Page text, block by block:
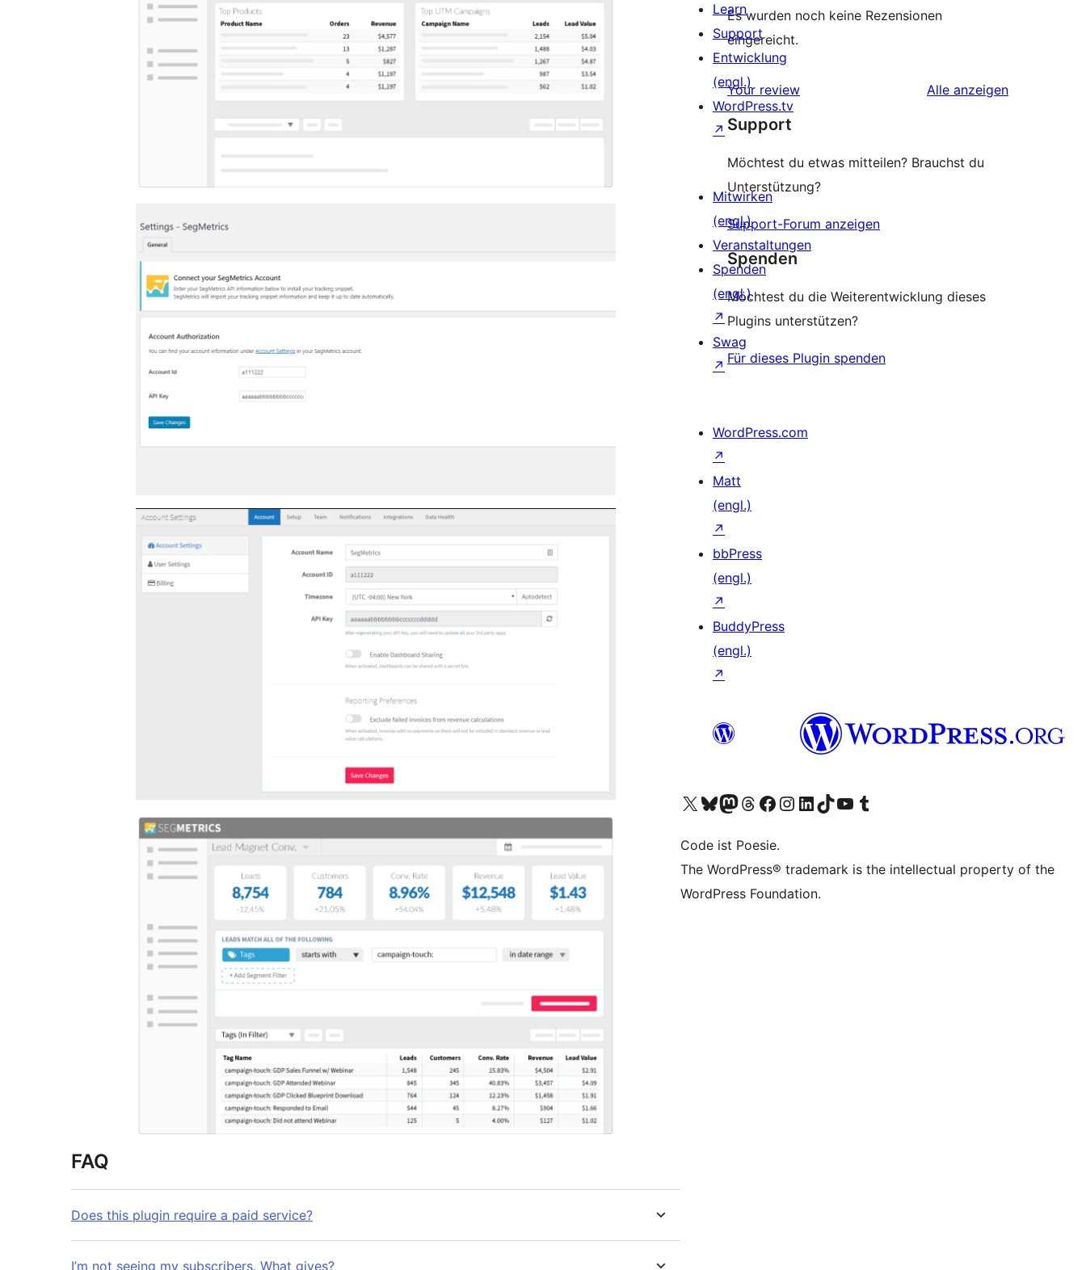
FAQ
Does this plugin require a paid service?
I’m not seeing my subscribers. What gives?
Es wurden noch keine Rezensionen
eingereicht.
Your review Alle Rezensionen
anzeigen
Support
Möchtest du etwas mitteilen? Brauchst du
Unterstützung?
Support-Forum anzeigen
Spenden
Möchtest du die Weiterentwicklung dieses
Plugins unterstützen?
Für dieses Plugin spenden
Learn
Support
Entwicklung
(engl.)
WordPress.tv
↗
Mitwirken
(engl.)
Veranstaltungen
Spenden
(engl.)
↗
Swag
↗
WordPress.com
↗
Matt
(engl.)
↗
bbPress
(engl.)
↗
BuddyPress
(engl.)
↗
Unser X-Konto (früher Twitter) besuchen
Unser Bluesky-Konto besuchen
Unser Mastodon-Konto besuchen
Unser Threads-Konto besuchen
Unsere Facebook-Seite besuchen
Unser Instagram-Konto besuchen
Unser LinkedIn-Konto besuchen
Unser TikTok-Konto besuchen
Unseren YouTube-Kanal besuchen
Unser Tumblr-Konto besuchen
Code ist Poesie.
The WordPress® trademark is the intellectual property of the
WordPress Foundation.